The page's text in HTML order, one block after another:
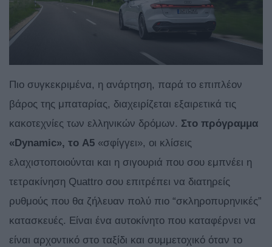
Πιο συγκεκριμένα, η ανάρτηση, παρά το επιπλέον
βάρος της μπαταρίας, διαχειρίζεται εξαιρετικά τις
κακοτεχνίες των ελληνικών δρόμων. Στο πρόγραμμα
«Dynamic», το A5 «σφίγγει», οι κλίσεις
ελαχιστοποιούνται και η σιγουριά που σου εμπνέει η
τετρακίνηση Quattro σου επιτρέπει να διατηρείς
ρυθμούς που θα ζήλευαν πολύ πιο “σκληροπυρηνικές”
κατασκευές. Είναι ένα αυτοκίνητο που καταφέρνει να
είναι αρχοντικό στο ταξίδι και συμμετοχικό όταν το